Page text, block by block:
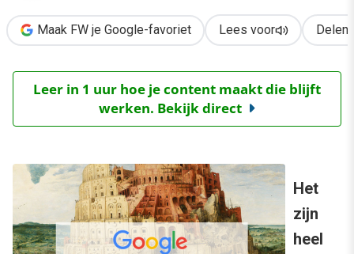
Maak FW je Google-favoriet Lees voor Delen
Leer in 1 uur hoe je content maakt die blijft
werken. Bekijk direct
Het
zijn
heel